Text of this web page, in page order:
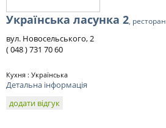
Українська ласунка 2, ресторан
вул. Новосельського, 2
( 048 ) 731 70 60
Кухня : Українська
Детальна інформація
додати відгук